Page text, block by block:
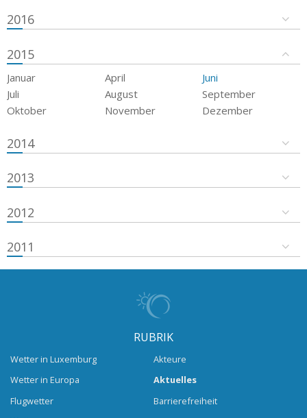
2016
2015
Januar April
Juni
Juli
August
September
Oktober
November Dezember
2014
2013
2012
2011
RUBRIK
Wetter in Luxemburg
Wetter in Europa
Flugwetter
Akteure
Aktuelles
Barrierefreiheit